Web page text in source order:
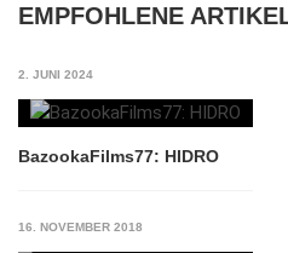
EMPFOHLENE
2. JUNI 2024
BazookaFilms77: HIDRO
16. NOVEMBER 2018